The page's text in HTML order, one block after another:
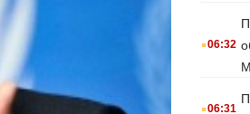
.06:32
.06:31